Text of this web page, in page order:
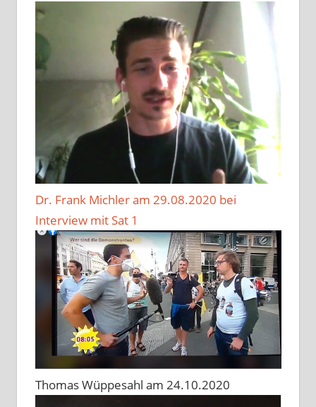
Dr. Frank Michler am 29.08.2020 bei
Interview mit Sat 1
Thomas Wüppesahl am 24.10.2020